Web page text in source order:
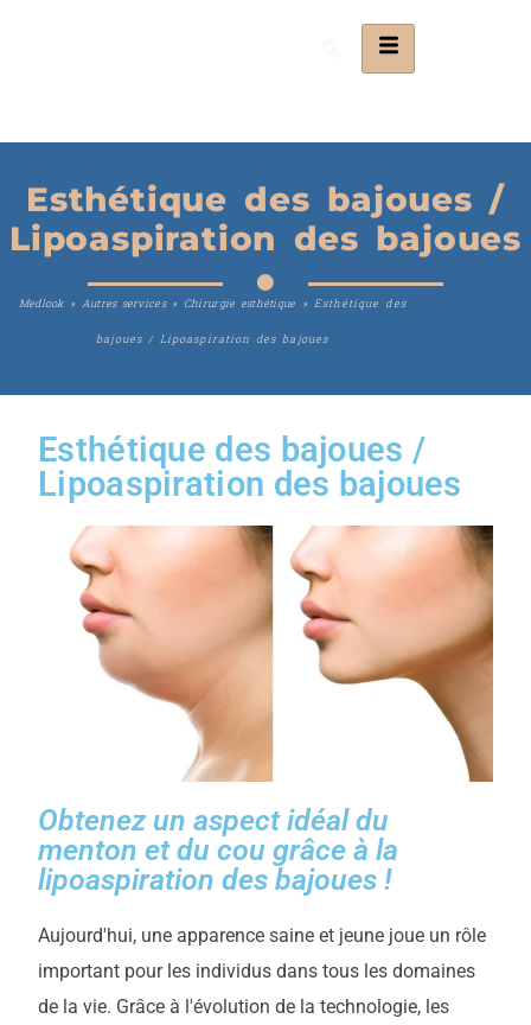
Esthétique des bajoues /
Lipoaspiration des bajoues
Medlook» Autres services» Chirurgie esthétique » Esthétique des
bajoues / Lipoaspiration des bajoues
Esthétique des bajoues /
Lipoaspiration des bajoues
Obtenez un aspect idéal du
menton et du cou grâce à la
lipoaspiration des bajoues !
Aujourd'hui, une apparence saine et jeune joue un rôle
important pour les individus dans tous les domaines
de la vie. Grâce à l'évolution de la technologie, les